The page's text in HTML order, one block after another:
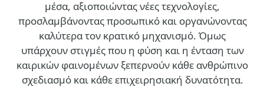
μέσα, αξιοποιώντας νέες τεχνολογίες,
προσλαμβάνοντας προσωπικό και οργανώνοντας
καλύτερα τον κρατικό μηχανισμό. Όμως
υπάρχουν στιγμές που η φύση και η ένταση των
καιρικών φαινομένων ξεπερνούν κάθε ανθρώπινο
σχεδιασμό και κάθε επιχειρησιακή δυνατότητα.